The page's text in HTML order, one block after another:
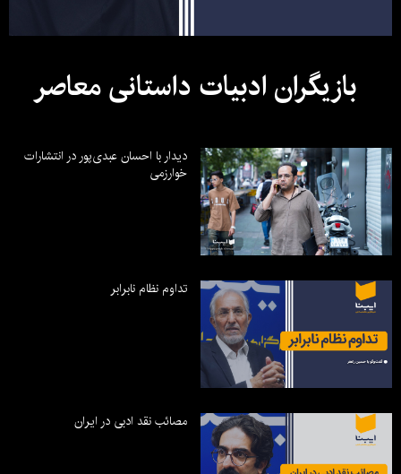
بازیگران ادبیات داستانی معاصر
دیدار با احسان عبدی‌پور در انتشارات
خوارزمی
تداوم نظام نابرابر
مصائب نقد ادبی در ایران